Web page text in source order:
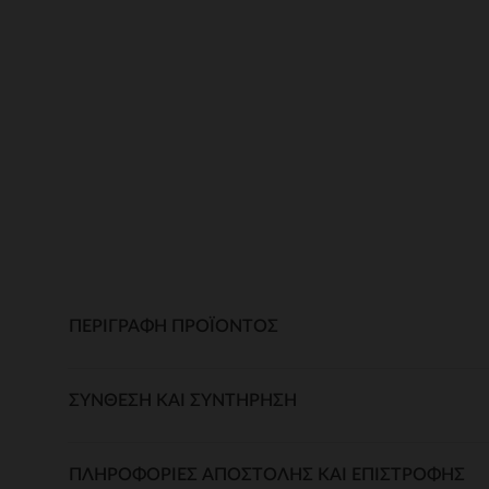
ΠΕΡΙΓΡΑΦΉ ΠΡΟΪΌΝΤΟΣ
ΣΎΝΘΕΣΗ ΚΑΙ ΣΥΝΤΉΡΗΣΗ
ΠΛΗΡΟΦΟΡΊΕΣ ΑΠΟΣΤΟΛΉΣ ΚΑΙ ΕΠΙΣΤΡΟΦΉΣ